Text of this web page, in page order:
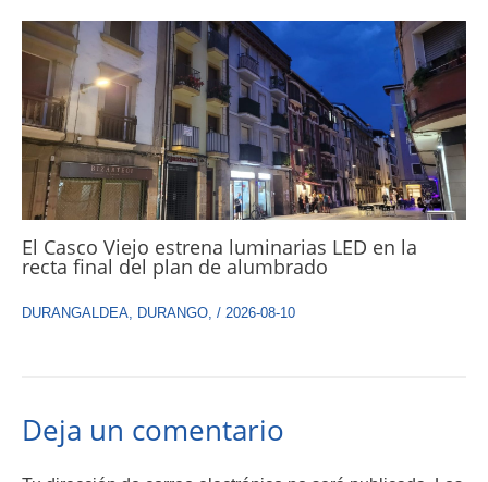
El Casco Viejo estrena luminarias LED en la
recta final del plan de alumbrado
DURANGALDEA DURANGO / 2026-08-10
Deja un comentario